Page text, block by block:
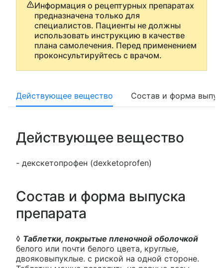
Информация о рецептурных препаратах
предназначена только для
специалистов. Пациенты не должны
использовать инструкцию в качестве
плана самолечения. Перед применением
проконсультируйтесь с врачом.
Действующее вещество Состав и форма
Действующее вещество
- декскетопрофен (dexketoprofen)
Состав и форма выпуска
препарата
◊ Таблетки, покрытые пленочной оболочкой
белого или почти белого цвета, круглые,
двояковыпуклые. с риской на одной стороне.